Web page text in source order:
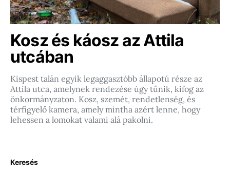
Kosz és káosz az Attila
utcában
Kispest talán egyik legaggasztóbb állapotú része az
Attila utca, amelynek rendezése úgy tűnik, kifog az
önkormányzaton. Kosz, szemét, rendetlenség, és
térfigyelő kamera, amely mintha azért lenne, hogy
lehessen a lomokat valami alá pakolni.
Keresés